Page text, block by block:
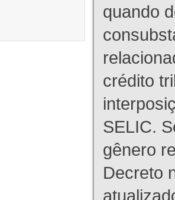
quando
crédito
SELIC.
gênero
Decreto